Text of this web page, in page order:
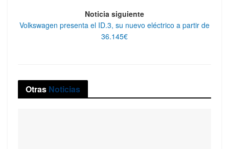
Noticia siguiente
Volkswagen presenta el ID.3, su nuevo eléctrico a partir de
36.145€
Otras Noticias